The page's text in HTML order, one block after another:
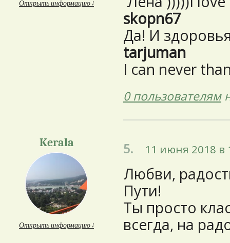
Открыть информацию ↓
skopn67
Да! И
tarjuman
I can never
0 пользователям
Kerala
Открыть информацию ↓
5. 11 июня 2018 в
Любви,
Пути!
Ты просто
всегда, на